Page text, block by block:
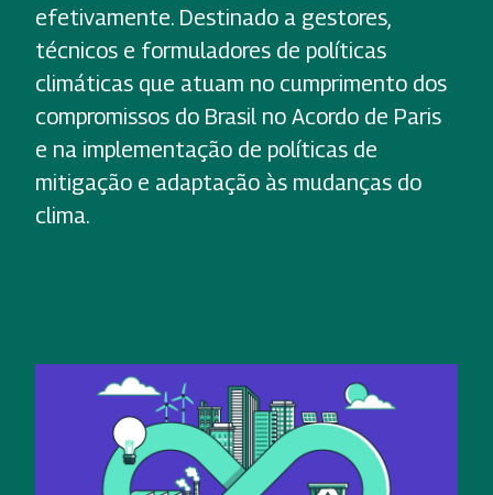
efetivamente. Destinado a gestores,
técnicos e formuladores de políticas
climáticas que atuam no cumprimento dos
compromissos do Brasil no Acordo de Paris
e na implementação de políticas de
mitigação e adaptação às mudanças do
clima.